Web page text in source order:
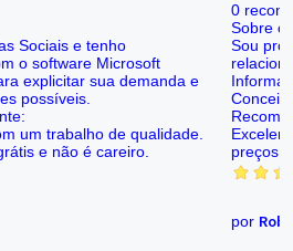
Sociais e tenho
o software Microsoft
explicitar sua demanda e
possíveis.
um trabalho de qualidade.
e não é careiro.
0
Sobre o
Sou
preços.
por